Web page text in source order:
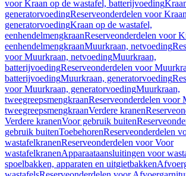
voor Kraan op de wastafel, batterijvoeding
generatorvoedingReserveonderdelen voor
generatorvoedingKraan op de wastafel,
eenhendelmengkraanReserveonderdelen voor
eenhendelmengkraanMuurkraan, netvoeding
voor Muurkraan, netvoedingMuurkraan,
batterijvoedingReserveonderdelen voor
batterijvoedingMuurkraan, generatorvoeding
voor Muurkraan, generatorvoedingMuurkraan,
tweegreepsmengkraanReserveonderdelen voor
tweegreepsmengkraanVerdere kranen
Verdere kranenVoor gebruik buiten
gebruik buitenToebehorenReserveonderdelen
wastafelkranenReserveonderdelen voor Voor
wastafelkranenApparaataansluitingen voor
spoelbakken, apparaten en uitgietbakken